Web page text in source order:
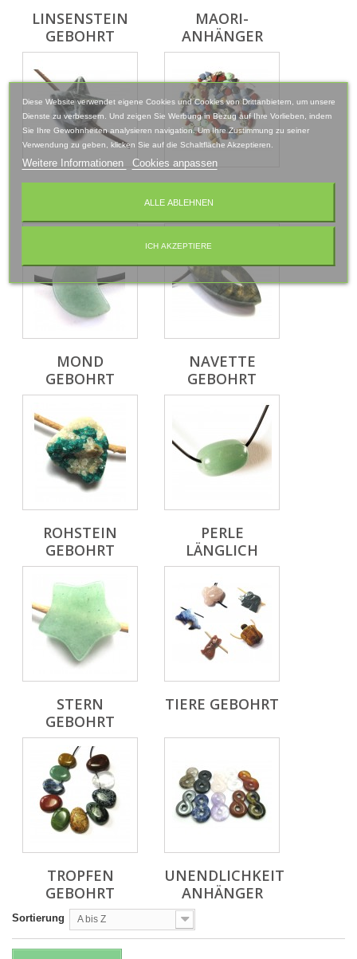
LINSENSTEIN
GEBOHRT
MAORI-
ANHÄNGER
MINI TEILE...
MOND
GEBOHRT
NAVETTE
GEBOHRT
ROHSTEIN
GEBOHRT
PERLE
LÄNGLICH
STERN
GEBOHRT
TIERE GEBOHRT
TROPFEN
GEBOHRT
UNENDLICHKEIT
ANHÄNGER
Sortierung A bis Z
Diese Website verwendet eigene Cookies und Cookies von Drittanbietern, um unsere
Dienste zu verbessern. Und zeigen Sie Werbung in Bezug auf Ihre Vorlieben, indem
Sie Ihre Gewohnheiten analysieren navigation. Um Ihre Zustimmung zu seiner
Verwendung zu geben, klicken Sie auf die Schaltfläche Akzeptieren.
Weitere Informationen Cookies anpassen
ALLE ABLEHNEN
ICH AKZEPTIERE